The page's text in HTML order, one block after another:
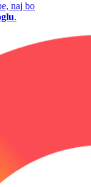
naj bo
.